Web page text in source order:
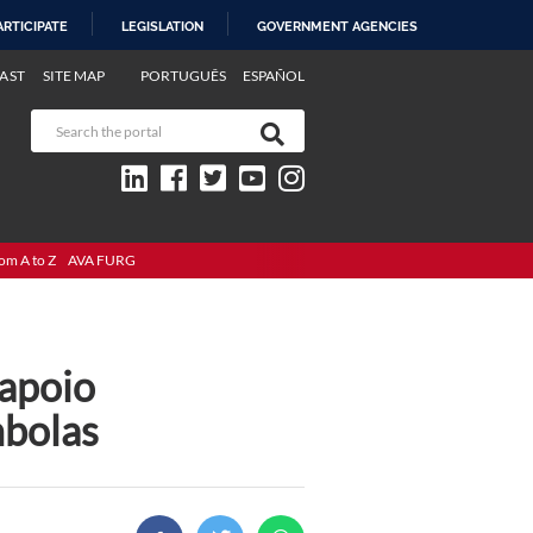
LEGISLATION GOVERNMENT AGENCIES
PORTUGUÊS ESPAÑOL
SITE MAP
A to Z AVA FURG